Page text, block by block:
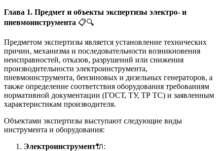
Глава 1. Предмет и объекты экспертизы электро- и
пневмоинструмента 📋🔍
Предметом экспертизы является установление технических
причин, механизма и последовательности возникновения
неисправностей, отказов, разрушений или снижения
производительности электроинструмента,
пневмоинструмента, бензиновых и дизельных генераторов, а
также определение соответствия оборудования требованиям
нормативной документации (ГОСТ, ТУ, ТР ТС) и заявленным
характеристикам производителя.
Объектами экспертизы выступают следующие виды
инструмента и оборудования:
Электроинструмент🔌: